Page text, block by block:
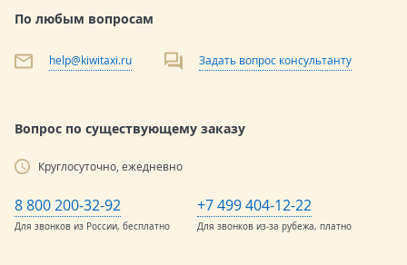
По любым вопросам
help@kiwitaxi.ru Задать вопрос консультанту
Вопрос по существующему заказу
Круглосуточно, ежедневно
8 800 200-32-92
Для звонков из России, бесплатно
+7 499 404-12-22
Для звонков из-за рубежа, платно